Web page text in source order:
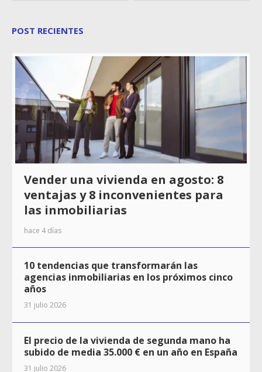
POST RECIENTES
Vender una vivienda en agosto: 8
ventajas y 8 inconvenientes para
las inmobiliarias
hace 4 días
10 tendencias que transformarán las
agencias inmobiliarias en los próximos cinco
años
31 julio 2026
El precio de la vivienda de segunda mano ha
subido de media 35.000 € en un año en España
31 julio 2026